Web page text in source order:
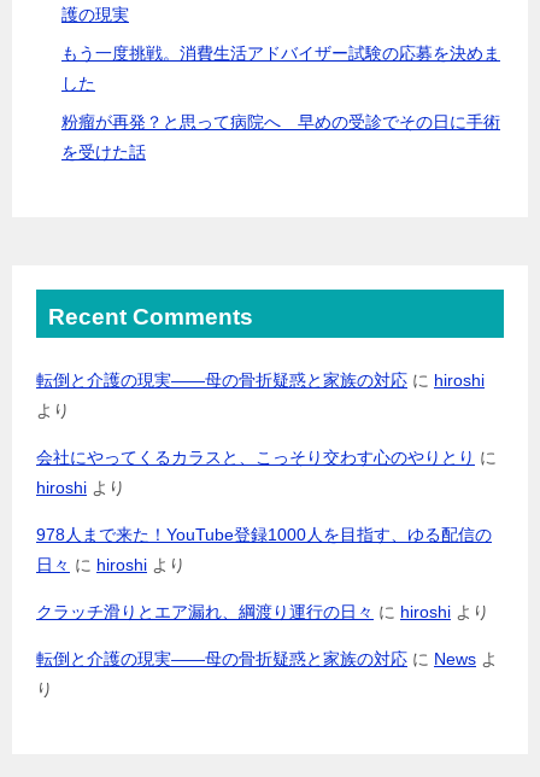
護の現実
もう一度挑戦。消費生活アドバイザー試験の応募を決めま
した
粉瘤が再発？と思って病院へ 早めの受診でその日に手術
を受けた話
Recent Comments
転倒と介護の現実――母の骨折疑惑と家族の対応 に hiroshi
より
会社にやってくるカラスと、こっそり交わす心のやりとり に
hiroshi より
978人まで来た！YouTube登録1000人を目指す、ゆる配信の
日々 に hiroshi より
クラッチ滑りとエア漏れ、綱渡り運行の日々 に hiroshi より
転倒と介護の現実――母の骨折疑惑と家族の対応 に News よ
り